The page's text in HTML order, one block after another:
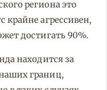
региона это
крайне агрессивен,
достигать 90%.
находится за
границ,